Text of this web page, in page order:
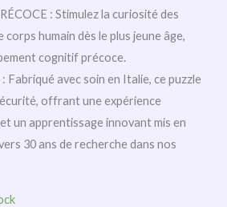
: Stimulez la curiosité des
humain dès le plus jeune âge,
cognitif précoce.
Fabriqué avec soin en Italie, ce puzzle
offrant une expérience
un apprentissage innovant mis en
30 ans de recherche dans nos